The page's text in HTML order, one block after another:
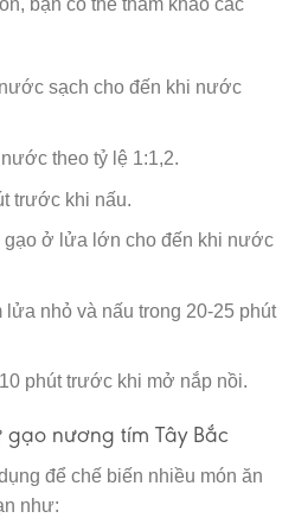
sạch cho đến khi nước
theo tỷ lệ 1:1,2.
trước khi nấu.
gạo ở lửa lớn cho đến khi nước
nhỏ và nấu trong 20-25 phút
phút trước khi mở nắp nồi.
nương tím Tây Bắc
để chế biến nhiều món ăn
như: